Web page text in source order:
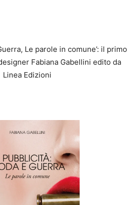
Le parole in comune’: il primo
Fabiana Gabellini edito da
Linea Edizioni